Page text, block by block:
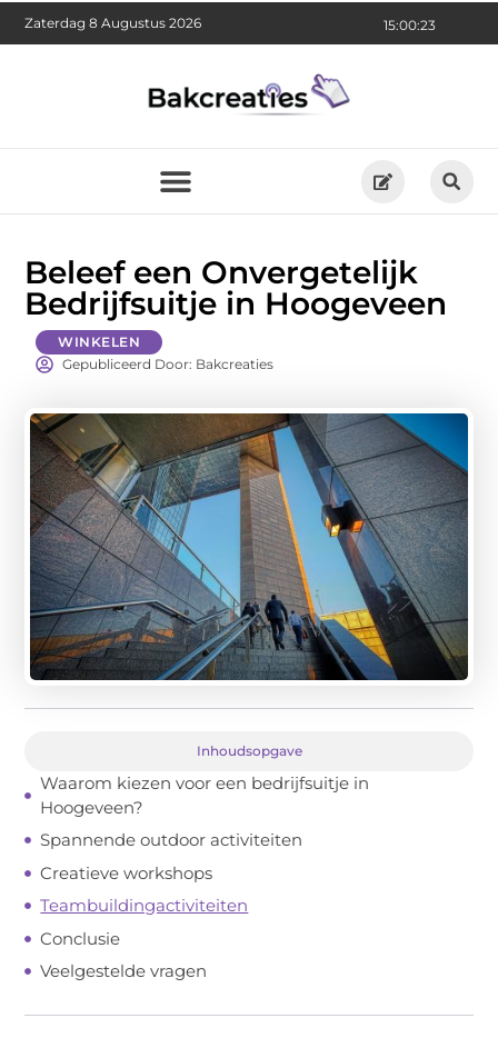
15:00:24
Zaterdag 8 Augustus 2026
Beleef een Onvergetelijk
Bedrijfsuitje in Hoogeveen
WINKELEN
Gepubliceerd Door: Bakcreaties
Inhoudsopgave
Waarom kiezen voor een bedrijfsuitje in
Hoogeveen?
Spannende outdoor activiteiten
Creatieve workshops
Teambuildingactiviteiten
Conclusie
Veelgestelde vragen